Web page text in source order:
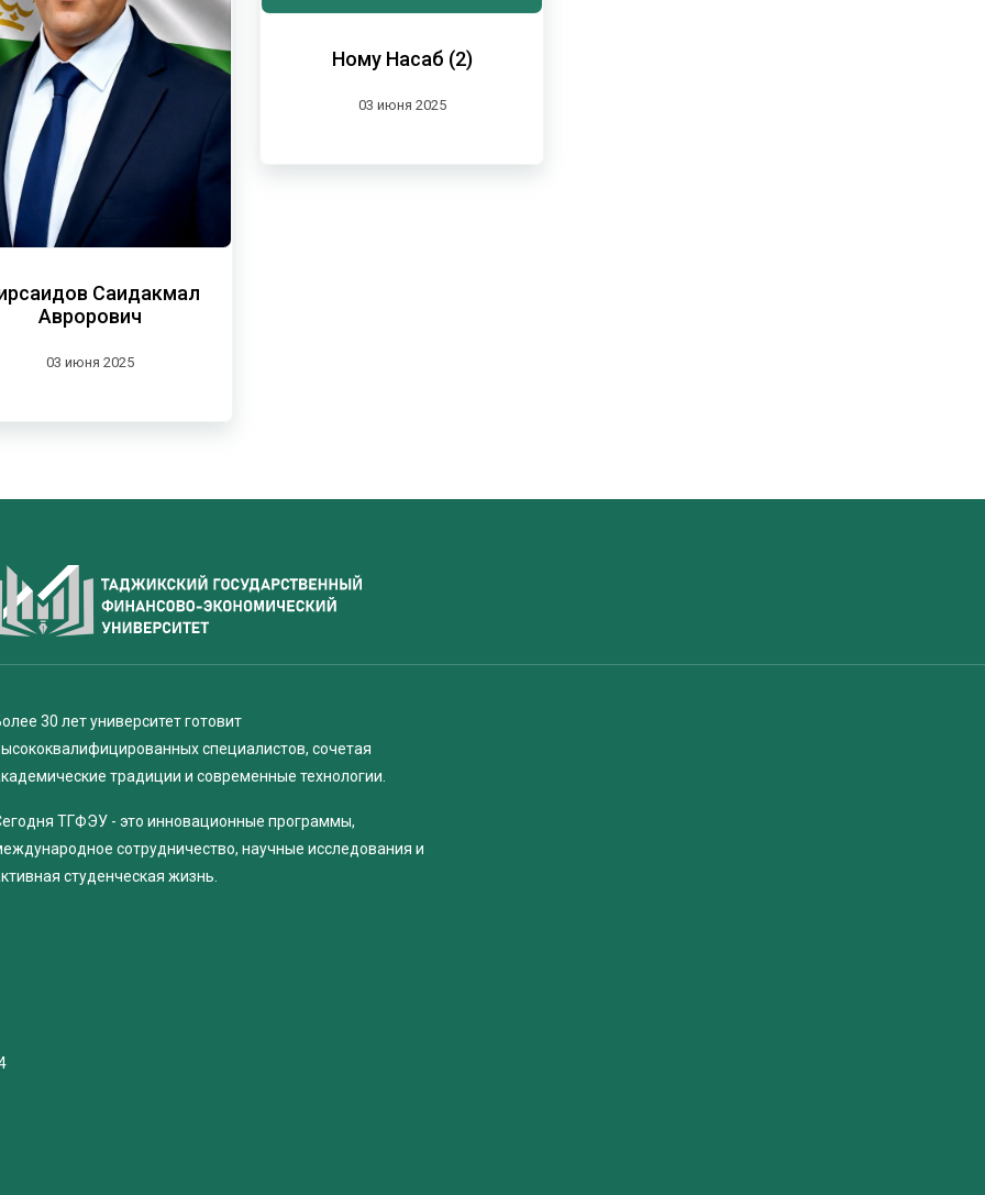
Саидакмал
Аврорович
03 июня 2025
Ному Насаб (2)
03 июня 2025
30 лет университет готовит
специалистов, сочетая
традиции и современные технологии.
ТГФЭУ - это инновационные программы,
сотрудничество, научные исследования и
студенческая жизнь.